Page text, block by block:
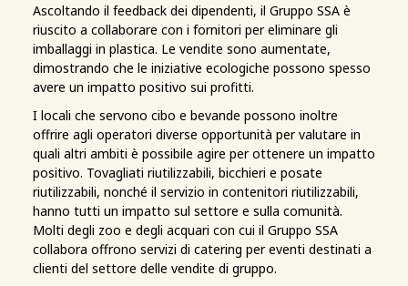
Ascoltando il feedback dei dipendenti, il Gruppo SSA è
riuscito a collaborare con i fornitori per eliminare gli
imballaggi in plastica. Le vendite sono aumentate,
dimostrando che le iniziative ecologiche possono spesso
avere un impatto positivo sui profitti.
I locali che servono cibo e bevande possono inoltre
offrire agli operatori diverse opportunità per valutare in
quali altri ambiti è possibile agire per ottenere un impatto
positivo. Tovagliati riutilizzabili, bicchieri e posate
riutilizzabili, nonché il servizio in contenitori riutilizzabili,
hanno tutti un impatto sul settore e sulla comunità.
Molti degli zoo e degli acquari con cui il Gruppo SSA
collabora offrono servizi di catering per eventi destinati a
clienti del settore delle vendite di gruppo.